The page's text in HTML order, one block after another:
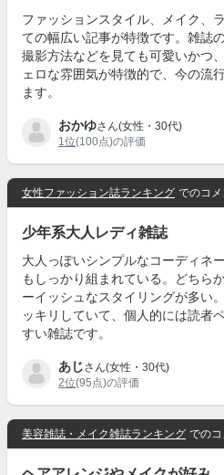
ファッションスタイル、メイク、
ての幅広い記事が特徴です。雑誌
撮影方法などを見ても可愛いかつ
ェロな雰囲気が特徴的で、今の流
ます。
おかゆさん(女性・30代)
1位(100点)の評価
女性ファッション誌ランキング でのコメ
少年系大人レディ雑誌
大人っぽいシンプルなコーディネ
もしっかり組まれている。どちら
ーイッシュなスタイリングが多い
ッキリしていて、個人的には読者
すい雑誌です。
あじさん(女性・30代)
2位(95点)の評価
美容雑誌・メイク雑誌ランキング でのコ